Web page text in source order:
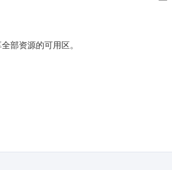
部资源的可用区。